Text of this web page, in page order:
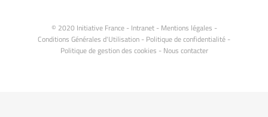
© 2020 Initiative France - Intranet- Mentions légales -
Conditions Générales d'Utilisation - Politique de confidentialité -
Politique de gestion des cookies - Nous contacter